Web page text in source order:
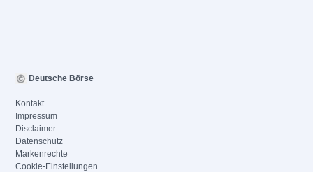
Deutsche Börse
Kontakt
Impressum
Disclaimer
Datenschutz
Markenrechte
Cookie-Einstellungen